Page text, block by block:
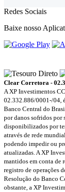
Redes Sociais
Baixe nosso
Clear Corretora -
A XP Investimentos
02.332.886/0001-/­04,
Banco Central do
por danos sofridos por
disponibilizados por
através de rede
podendo impedir ou
atualizadas. A XP
mantidos em conta de
registro de operações
Resolução do Banco
obstante, a XP